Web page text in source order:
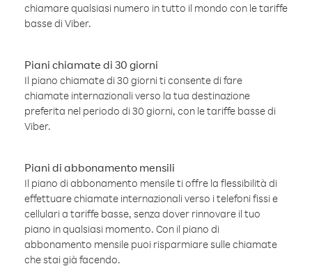
chiamare qualsiasi numero in tutto il mondo con le tariffe
basse di Viber.
Piani chiamate di 30 giorni
Il piano chiamate di 30 giorni ti consente di fare
chiamate internazionali verso la tua destinazione
preferita nel periodo di 30 giorni, con le tariffe basse di
Viber.
Piani di abbonamento mensili
Il piano di abbonamento mensile ti offre la flessibilità di
effettuare chiamate internazionali verso i telefoni fissi e
cellulari a tariffe basse, senza dover rinnovare il tuo
piano in qualsiasi momento. Con il piano di
abbonamento mensile puoi risparmiare sulle chiamate
che stai già facendo.